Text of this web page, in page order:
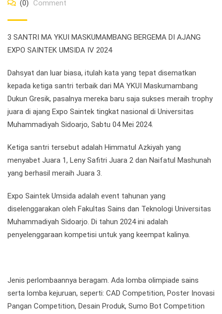
(0)
Comment
3 SANTRI MA YKUI MASKUMAMBANG BERGEMA DI AJANG
EXPO SAINTEK UMSIDA IV 2024
Dahsyat dan luar biasa, itulah kata yang tepat disematkan
kepada ketiga santri terbaik dari MA YKUI Maskumambang
Dukun Gresik, pasalnya mereka baru saja sukses meraih trophy
juara di ajang Expo Saintek tingkat nasional di Universitas
Muhammadiyah Sidoarjo, Sabtu 04 Mei 2024.
Ketiga santri tersebut adalah Himmatul Azkiyah yang
menyabet Juara 1, Leny Safitri Juara 2 dan Naifatul Mashunah
yang berhasil meraih Juara 3.
Expo Saintek Umsida adalah event tahunan yang
diselenggarakan oleh Fakultas Sains dan Teknologi Universitas
Muhammadiyah Sidoarjo. Di tahun 2024 ini adalah
penyelenggaraan kompetisi untuk yang keempat kalinya.
Jenis perlombaannya beragam. Ada lomba olimpiade sains
serta lomba kejuruan, seperti: CAD Competition, Poster Inovasi
Pangan Competition, Desain Produk, Sumo Bot Competition